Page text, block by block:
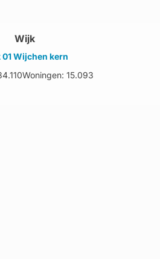
Wijk
Wijchen kern
Woningen: 15.093